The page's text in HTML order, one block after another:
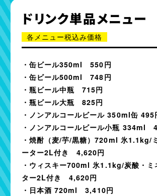
ドリンク単品メニュー
各メニュー税込み価格
・缶ビール350ml 550円
・缶ビール500ml 748円
・瓶ビール中瓶 715円
・瓶ビール大瓶 825円
・ノンアルコールビール 350ml缶 495
・ノンアルコールビール小瓶 334ml
・焼酎（麦/芋/黒糖）720ml 氷1.1kg/
ーター2L付き 4,620円
・ウィスキー700ml 氷1.1kg/炭酸・ミ
ター2L付き 4,620円
・日本酒 720ml 3,410円